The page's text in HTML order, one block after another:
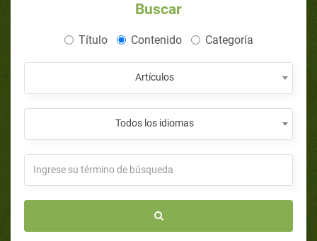
Buscar
Título Contenido Categoría
Artículos
Todos los idiomas